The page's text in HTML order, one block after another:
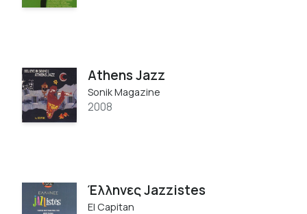
Athens Jazz
Sonik Magazine
2008
Έλληνες Jazzistes
El Capitan